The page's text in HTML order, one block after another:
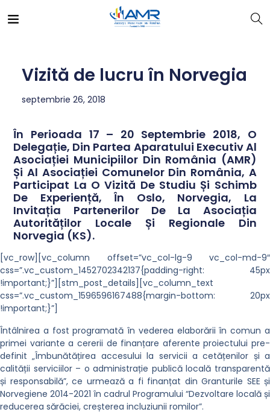
Vizită de lucru în Norvegia
septembrie 26, 2018
În Perioada 17 – 20 Septembrie 2018, O
Delegație, Din Partea Aparatului Executiv Al
Asociației Municipiilor Din România (AMR)
Și Al Asociației Comunelor Din România, A
Participat La O Vizită De Studiu Și Schimb
De Experiență, În Oslo, Norvegia, La
Invitația Partenerilor De La Asociația
Autorităților Locale Și Regionale Din
Norvegia (KS).
[vc_row][vc_column offset=”vc_col-lg-9 vc_col-md-9″
css=”.vc_custom_1452702342137{padding-right: 45px
!important;}”][stm_post_details][vc_column_text
css=”.vc_custom_1596596167488{margin-bottom: 20px
!important;}”]
Întâlnirea a fost programată în vederea elaborării în comun a
primei variante a cererii de finanțare aferente proiectului pre-
definit „Îmbunătățirea accesului la servicii a cetățenilor și a
calității serviciilor – o administrație publică locală transparentă
și responsabilă”, ce urmează a fi finanțat din Granturile SEE și
Norvegiene 2014-2021 în cadrul Programului “Dezvoltare locală și
reducerea sărăciei, creșterea incluziunii romilor”.